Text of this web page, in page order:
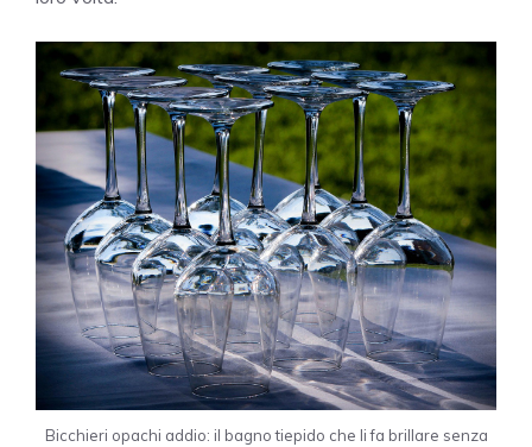
Bicchieri opachi addio: il bagno tiepido che li fa brillare senza